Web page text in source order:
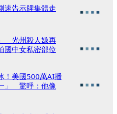
速告示牌集體走
光州殺人嫌再
國中女私密部位
！美國500萬AI播
」 驚呼：他像